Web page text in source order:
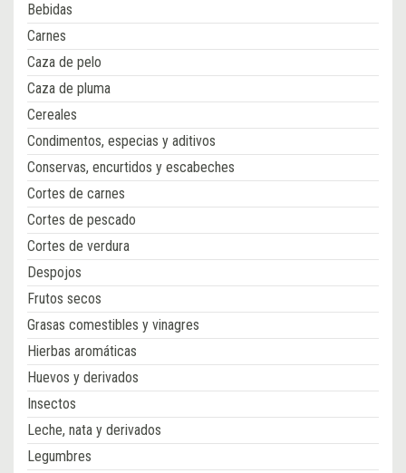
Bebidas
Carnes
Caza de pelo
Caza de pluma
Cereales
Condimentos, especias y aditivos
Conservas, encurtidos y escabeches
Cortes de carnes
Cortes de pescado
Cortes de verdura
Despojos
Frutos secos
Grasas comestibles y vinagres
Hierbas aromáticas
Huevos y derivados
Insectos
Leche, nata y derivados
Legumbres